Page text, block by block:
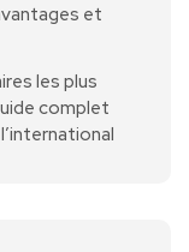
et
les plus
complet